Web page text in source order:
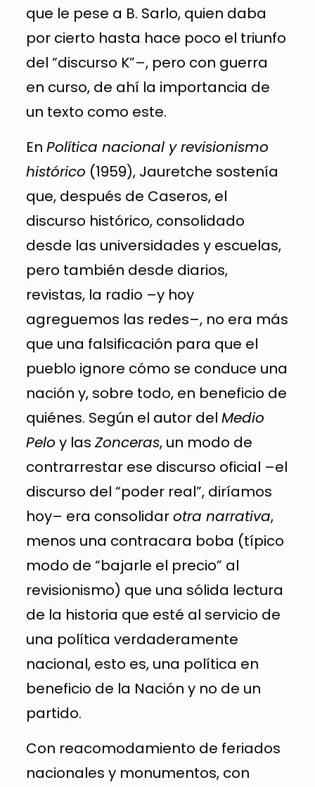
que le pese a B. Sarlo, quien daba
por cierto hasta hace poco el triunfo
del “discurso K”–, pero con guerra
en curso, de ahí la importancia de
un texto como este.
En Política nacional y revisionismo
histórico (1959), Jauretche sostenía
que, después de Caseros, el
discurso histórico, consolidado
desde las universidades y escuelas,
pero también desde diarios,
revistas, la radio –y hoy
agreguemos las redes–, no era más
que una falsificación para que el
pueblo ignore cómo se conduce una
nación y, sobre todo, en beneficio de
quiénes. Según el autor del Medio
Pelo y las Zonceras, un modo de
contrarrestar ese discurso oficial –el
discurso del “poder real”, diríamos
hoy– era consolidarotra narrativa,
menos una contracara boba (típico
modo de “bajarle el precio” al
revisionismo) que una sólida lectura
de la historia que esté al servicio de
una política verdaderamente
nacional, esto es, una política en
beneficio de la Nación y no de un
partido.
Con reacomodamiento de feriados
nacionales y monumentos, con